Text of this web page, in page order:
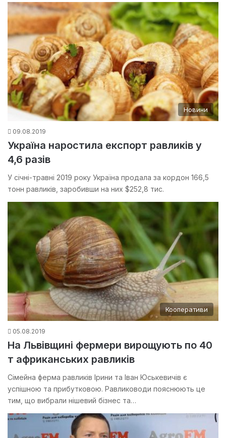
Новини
09.08.2019
Україна наростила експорт равликів у
4,6 разів
У січні-травні 2019 року Україна продала за кордон 166,5
тонн равликів, заробивши на них $252,8 тис.
Кооперативи
05.08.2019
На Львівщині фермери вирощують по 40
т африканських равликів
Сімейна ферма равликів Ірини та Іван Юськевичів є
успішною та прибутковою. Равлиководи пояснюють це
тим, що вибрали нішевий бізнес та…